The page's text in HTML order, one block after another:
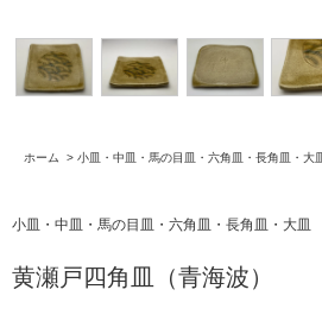
ホーム > 小皿・中皿・馬の目皿・六角皿・長角皿・大皿
小皿・中皿・馬の目皿・六角皿・長角皿・大皿
黄瀬戸四角皿（青海波）